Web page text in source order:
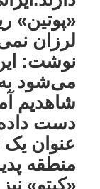
«پوتین»
لرزان
نوشت:
می‌شود
شاهدیم
دست
عنوان
منطقه